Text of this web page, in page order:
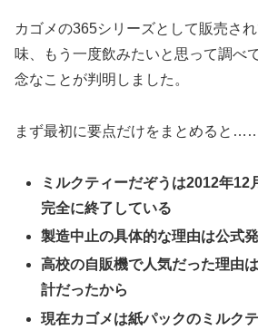
カゴメの365シリーズとして販売さ
味、もう一度飲みたいと思って調べ
念なことが判明しました。
まず最初に要点だけをまとめると
ミルクティーだぞうは2012年12
完全に終了している
製造中止の具体的な理由は公式
高校の自販機で人気だった理由
計だったから
現在カゴメは紙パックのミルク